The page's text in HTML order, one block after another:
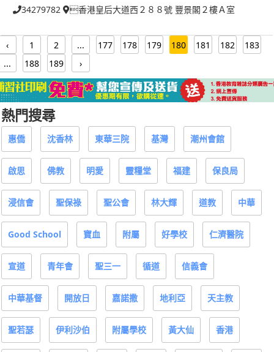
34279782 香港皇后大道西２８８號 豐景閣２樓Ａ室
‹ 1 2 ... 177 178 179 180 181 182
183
...
188 189 ›
熱門搜尋
惠僑 沈香林 東華三院 基灣 潮州會館
啟思 佛教 明愛 靈糧堂 福建 保良局
浸信會 聖保祿 聖公會 林大輝 道教 中華
Good School 寶血 附屬 好學校 仁濟醫院
宣道 青年會 聖三一 循道 信義會
中華基督 開放日 嘉諾撒 地利亞 天主教
聖若瑟 伊利沙伯 附屬學校 黃大仙 香港